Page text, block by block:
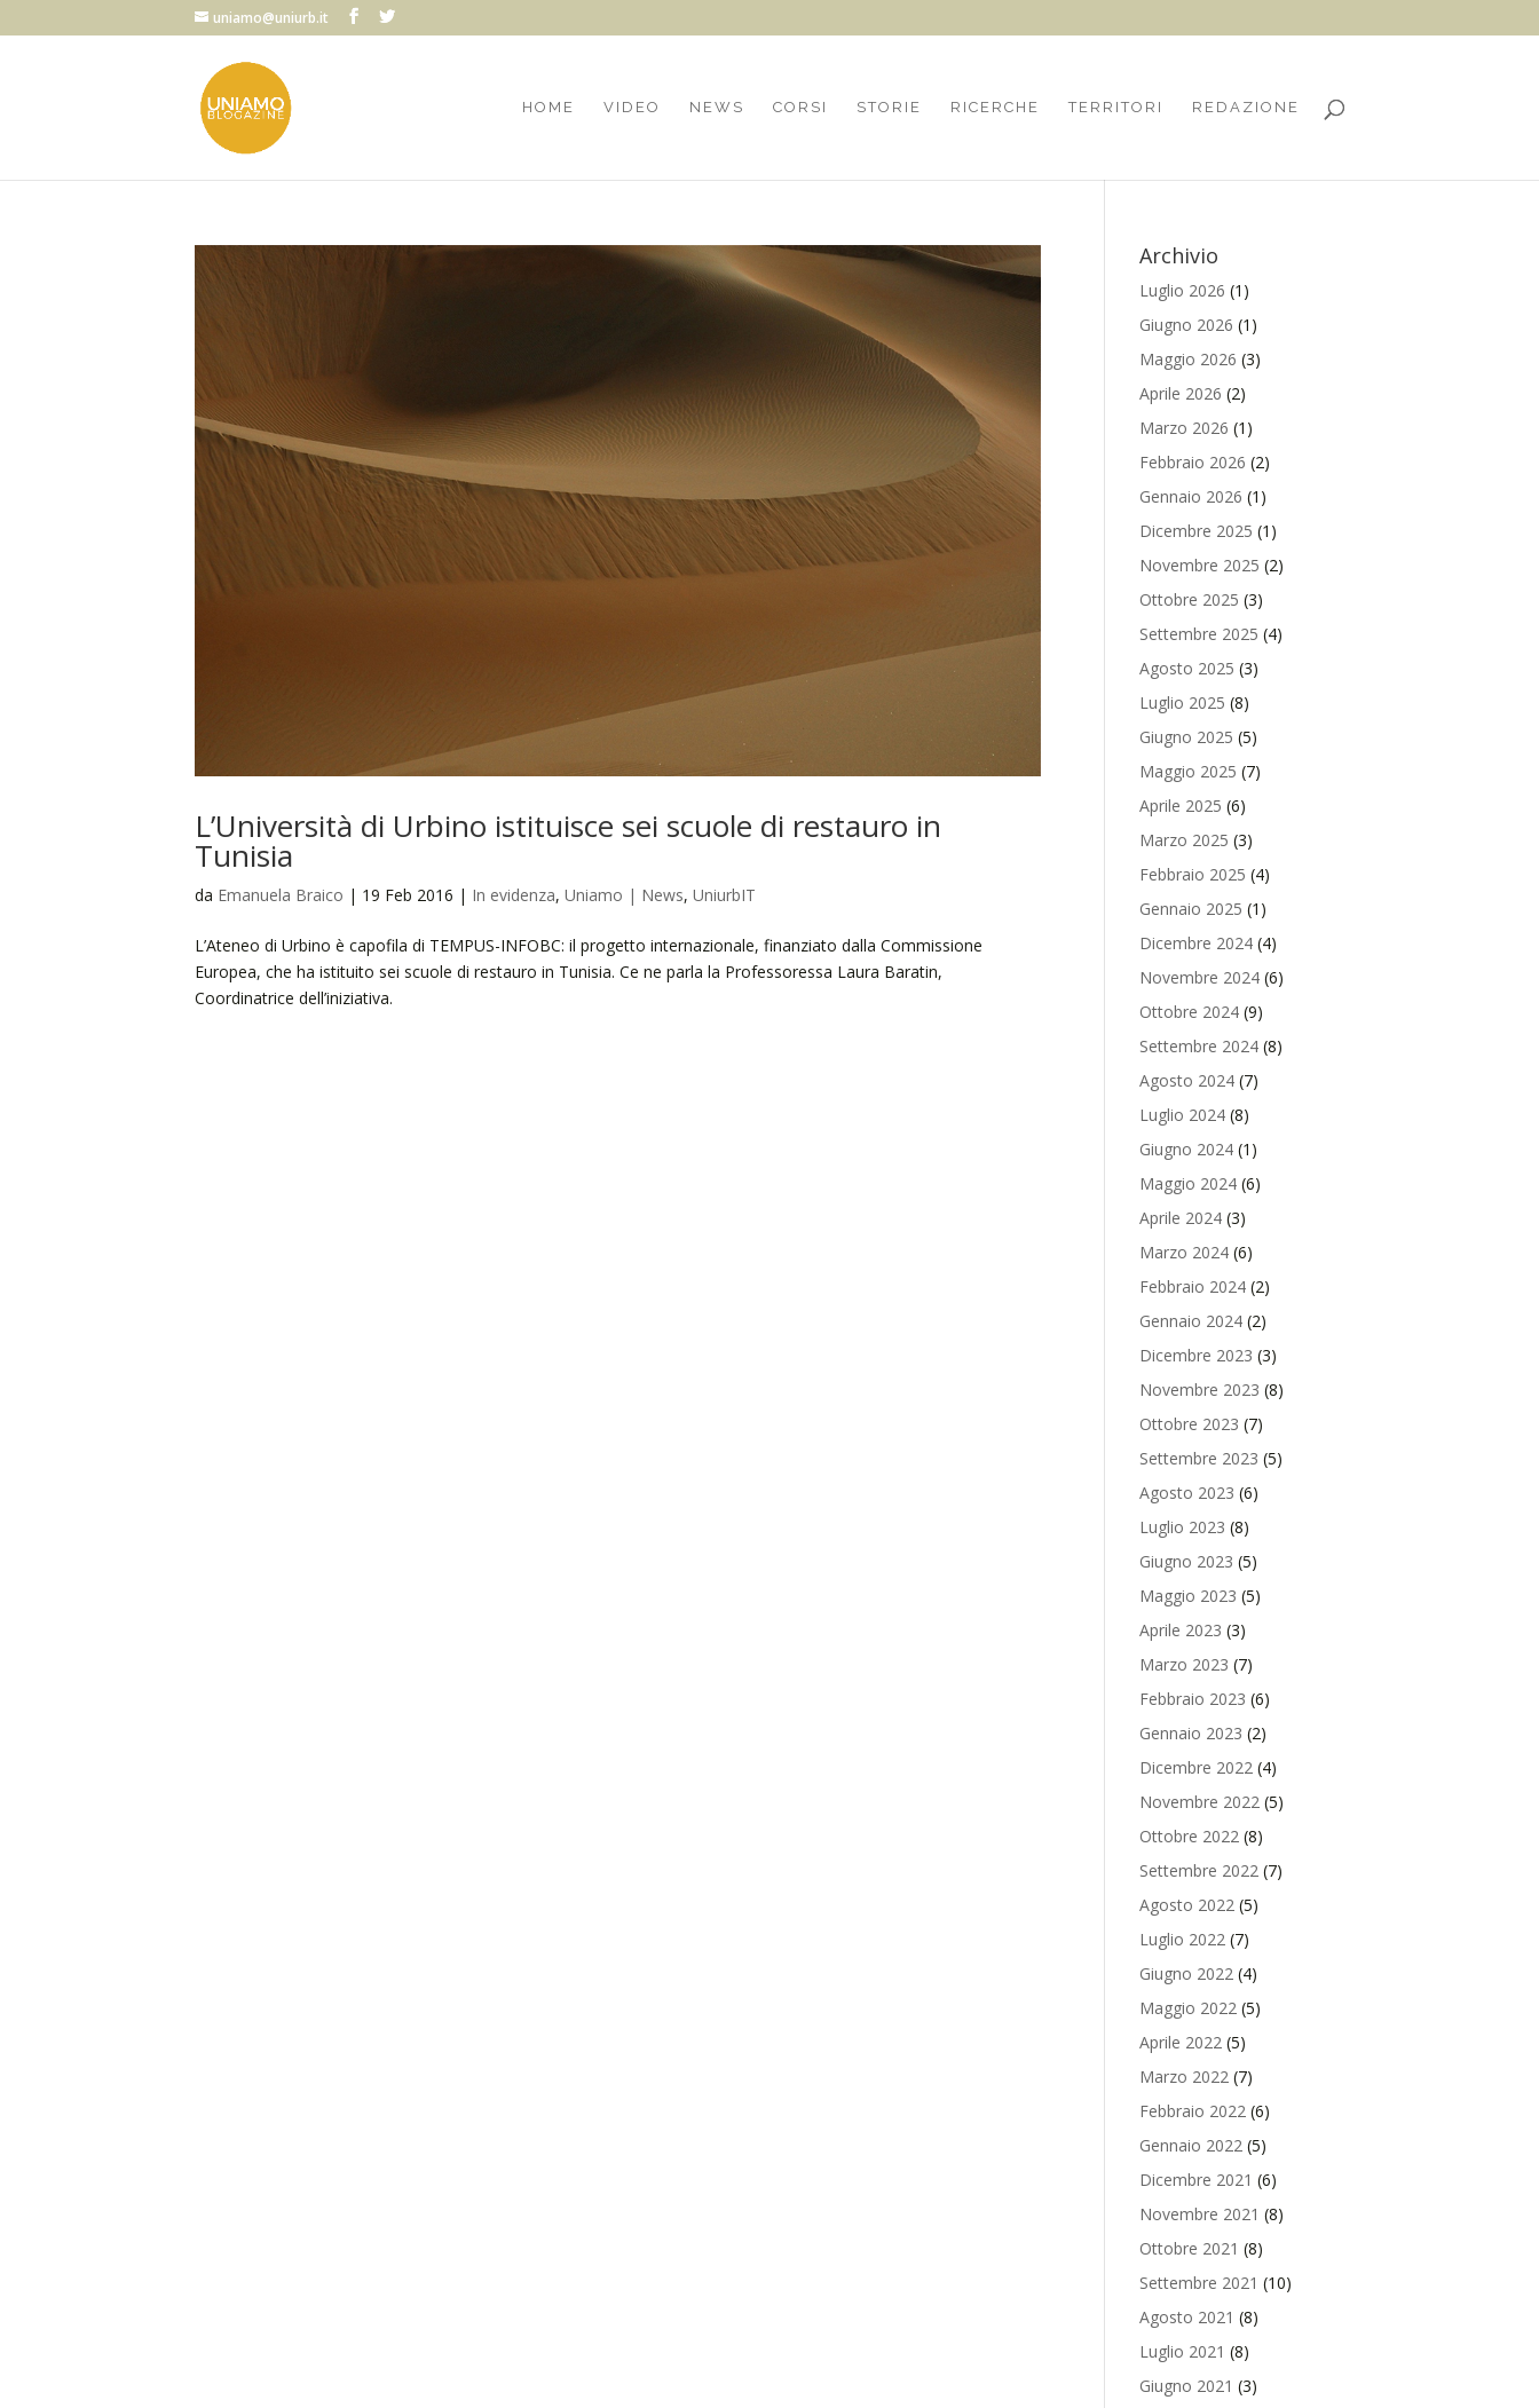
uniamo@uniurb.it
HOME VIDEO NEWS CORSI STORIE RICERCHE TERRITORI REDAZIONE
L’Università di Urbino istituisce sei scuole di restauro in
Tunisia
da Emanuela Braico | 19 Feb 2016 | In evidenza, Uniamo | News, UniurbIT
L’Ateneo di Urbino è capofila di TEMPUS-INFOBC: il progetto internazionale, finanziato dalla Commissione
Europea, che ha istituito sei scuole di restauro in Tunisia. Ce ne parla la Professoressa Laura Baratin,
Coordinatrice dell’iniziativa.
Archivio
Luglio 2026 (1)
Giugno 2026 (1)
Maggio 2026 (3)
Aprile 2026 (2)
Marzo 2026 (1)
Febbraio 2026 (2)
Gennaio 2026 (1)
Dicembre 2025 (1)
Novembre 2025 (2)
Ottobre 2025 (3)
Settembre 2025 (4)
Agosto 2025 (3)
Luglio 2025 (8)
Giugno 2025 (5)
Maggio 2025 (7)
Aprile 2025 (6)
Marzo 2025 (3)
Febbraio 2025 (4)
Gennaio 2025 (1)
Dicembre 2024(4)
Novembre 2024(6)
Ottobre 2024(9)
Settembre 2024(8)
Agosto 2024(7)
Luglio 2024(8)
Giugno 2024(1)
Maggio 2024(6)
Aprile 2024(3)
Marzo 2024(6)
Febbraio 2024(2)
Gennaio 2024(2)
Dicembre 2023 (3)
Novembre 2023 (8)
Ottobre 2023 (7)
Settembre 2023 (5)
Agosto 2023 (6)
Luglio 2023 (8)
Giugno 2023 (5)
Maggio 2023 (5)
Aprile 2023 (3)
Marzo 2023 (7)
Febbraio 2023 (6)
Gennaio 2023 (2)
Dicembre 2022(4)
Novembre 2022(5)
Ottobre 2022(8)
Settembre 2022(7)
Agosto 2022(5)
Luglio 2022(7)
Giugno 2022(4)
Maggio 2022(5)
Aprile 2022(5)
Marzo 2022(7)
Febbraio 2022(6)
Gennaio 2022(5)
Dicembre 2021 (6)
Novembre 2021 (8)
Ottobre 2021 (8)
Settembre 2021 (10)
Agosto 2021 (8)
Luglio 2021 (8)
Giugno 2021 (3)